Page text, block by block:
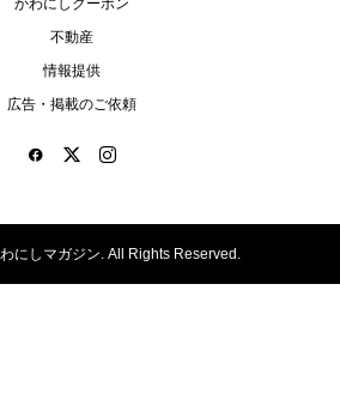
かわにしクーポン
不動産
情報提供
広告・掲載のご依頼
にしマガジン. All Rights Reserved.